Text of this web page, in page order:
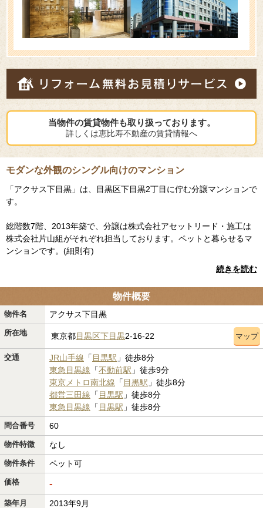
当物件の賃貸物件も取り扱っております。
詳しくは恵比寿不動産の賃貸情報へ
モダンな外観のシングル向けのマンション
「アクサス下目黒」は、目黒区下目黒2丁目に佇む分譲マンションで
す。
総階数7階、2013年築で、分譲は株式会社アセットリード・施工は
株式会社片山組がそれぞれ担当しております。ペットと暮らせるマ
ンションです。(細則有)
続きを読む
物件概要
物件名 アクサス下目黒
所在地 東京都目黒区下目黒2-16-22 マップ
交通 JR山手線 「 目黒駅 」徒歩8分
東急目黒線 「不動前駅 」徒歩9分
東京メトロ南北線 「 目黒駅 」徒歩8分
都営三田線 「 目黒駅 」徒歩8分
東急目黒線 「 目黒駅 」徒歩8分
問合番号 60
物件特徴 なし
物件条件 ペット可
価格 -
築年月 2013年9月